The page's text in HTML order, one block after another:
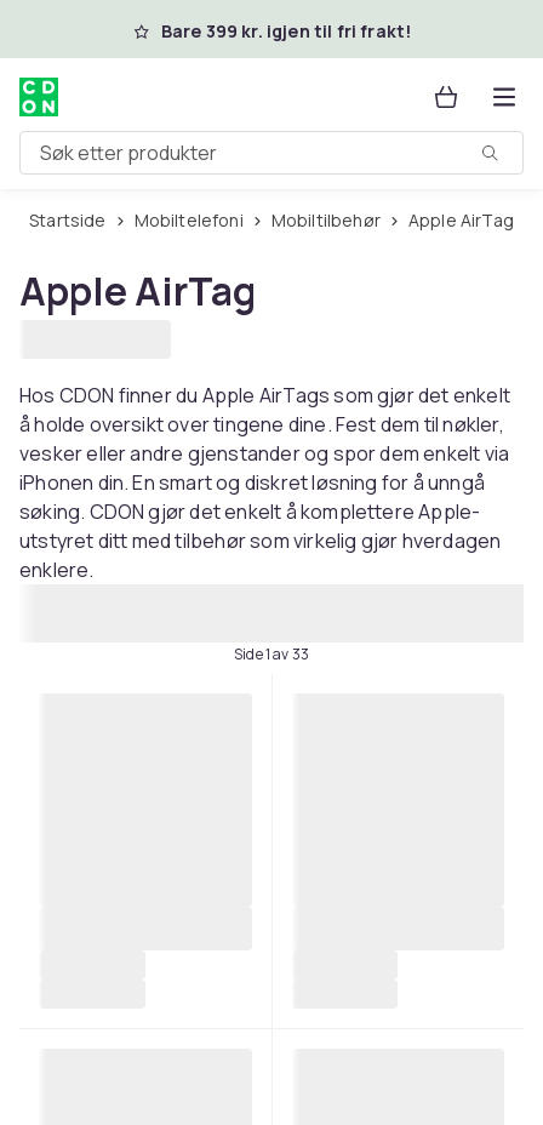
Hopp til hovedinnholdBare 399 kr. igjen til fri frakt!
Søk etter produkter
Startside Mobiltelefoni Mobiltilbehør Apple AirTag
Apple AirTag
Hos CDON finner du Apple AirTags som gjør det enkelt
å holde oversikt over tingene dine. Fest dem til nøkler,
vesker eller andre gjenstander og spor dem enkelt via
iPhonen din. En smart og diskret løsning for å unngå
søking. CDON gjør det enkelt å komplettere Apple-
utstyret ditt med tilbehør som virkelig gjør hverdagen
enklere.
Side 1 av 33